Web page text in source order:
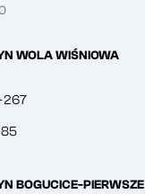
WOLA WIŚNIOWA
267
BOGUCICE-PIERWSZE